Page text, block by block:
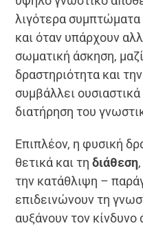
λιγότερα
και όταν υπάρχουν
σωματική άσκηση,
δραστηριότητα και
συμβάλλει
διατήρηση του
Επιπλέον, η φυσική
θετικά και τηδιάθεση
την κατάθλιψη –
επιδεινώνουν τη
αυξάνουν τον κίνδυνο